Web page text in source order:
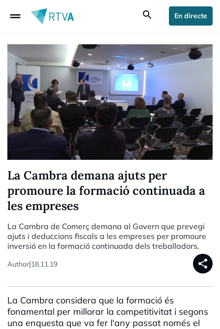
drag_handle search En directe
La Cambra demana ajuts per
promoure la formació continuada a
les empreses
La Cambra de Comerç demana al Govern que prevegi
ajuts i deduccions fiscals a les empreses per promoure
inversió en la formació continuada dels treballadors.
Author|18.11.19 share
La Cambra considera que la formació és
fonamental per millorar la competitivitat i segons
una enquesta que va fer l'any passat només el